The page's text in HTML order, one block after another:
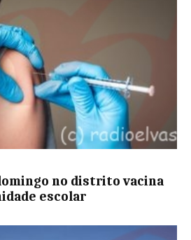
no distrito vacina
escolar